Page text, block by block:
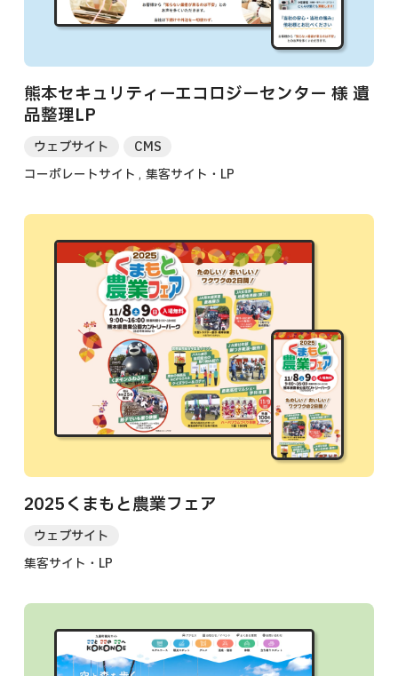
熊本セキュリティーエコロジーセンター 様 遺
品整理LP
ウェブサイト
CMS
コーポレートサイト
集客サイト・LP
2025くまもと農業フェア
ウェブサイト
集客サイト・LP